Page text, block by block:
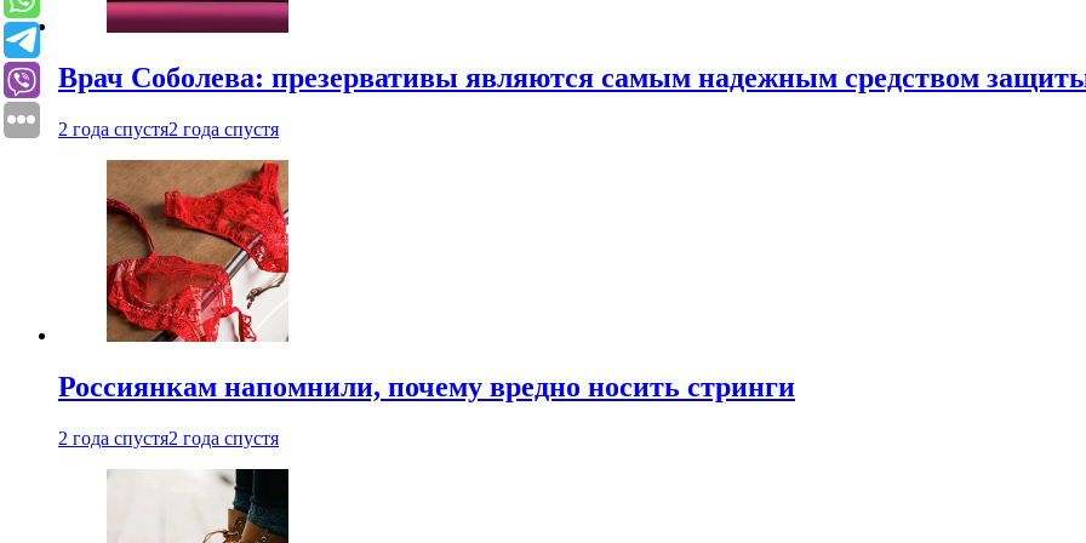
Врач Соболева: презервативы являются самым надежным средством
2 года спустя2 года спустя
Россиянкам напомнили, почему вредно носить стринги
2 года спустя2 года спустя